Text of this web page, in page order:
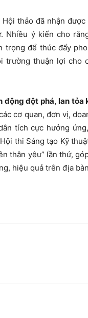
thảo đã nhận được
Nhiều ý kiến cho
để thúc đẩy
trường thuận lợi cho
động đột phá, lan tỏa
cơ quan, đơn vị,
tích cực hưởng
thi Sáng tạo Kỹ
thân yêu” lần thứ,
hiệu quả trên địa